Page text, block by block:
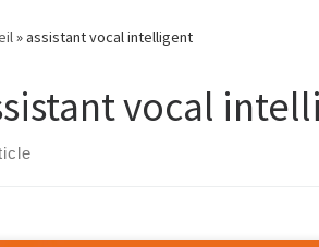
»assistant vocal intelligent
vocal